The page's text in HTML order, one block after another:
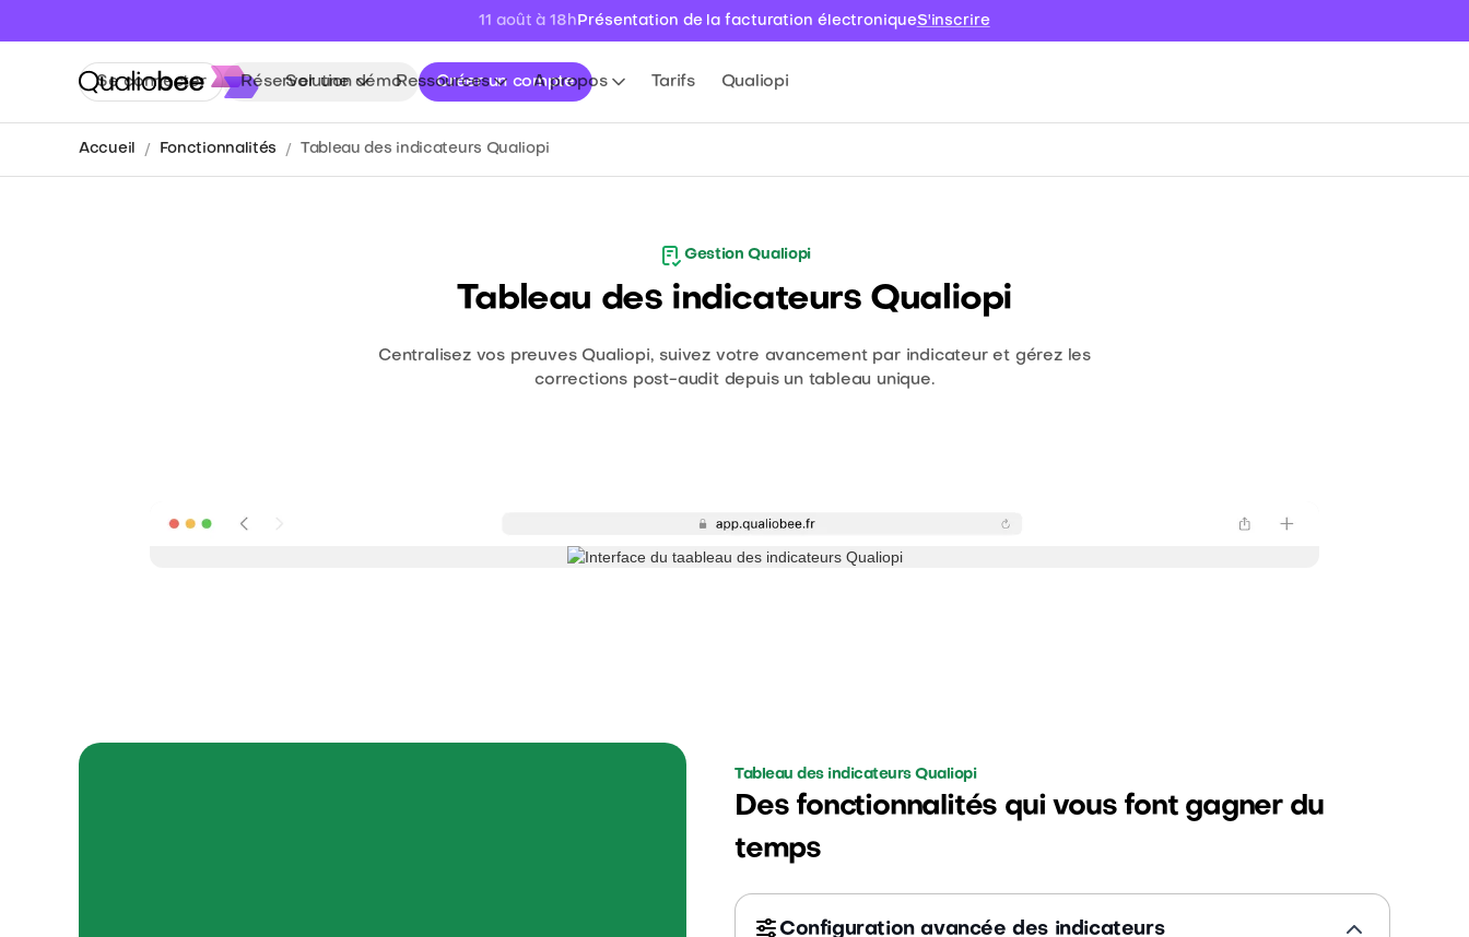
11 août à 18h Présentation de la facturation électroniqueS'inscrire
Solution Ressources A propos Tarifs Qualiopi
Se connecter Réserver une démo Créer un compte
Accueil Fonctionnalités Tableau des indicateurs Qualiopi
Gestion Qualiopi
Tableau des indicateurs Qualiopi
Centralisez vos preuves Qualiopi, suivez votre avancement par indicateur et gérez les
corrections post-audit depuis un tableau unique.
Tableau des indicateurs Qualiopi
Des fonctionnalités qui vous font gagner du
temps
Configuration avancée des indicateurs